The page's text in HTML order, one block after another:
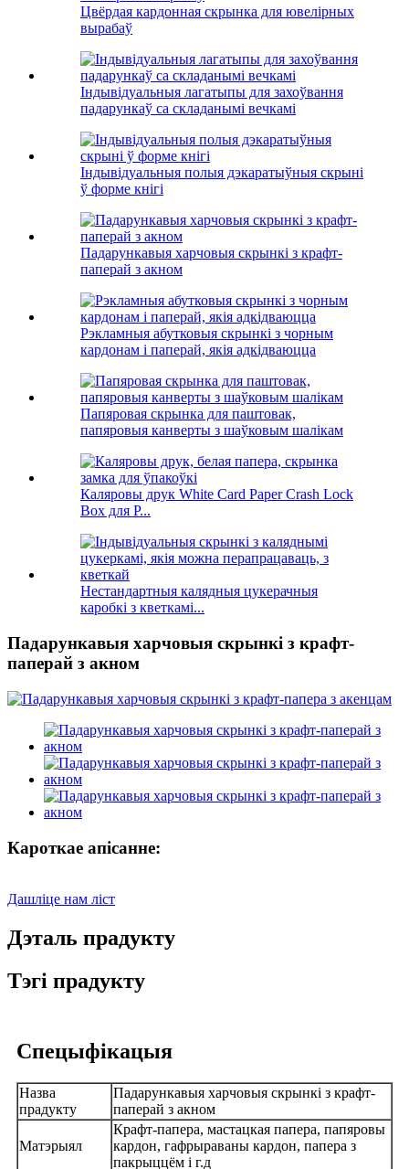
Цвёрдая кардонная скрынка для ювелірных
вырабаў
Індывідуальныя лагатыпы для захоўвання
падарункаў са складанымі вечкамі
Індывідуальныя полыя дэкаратыўныя скрыні
ў форме кнігі
Падарункавыя харчовыя скрынкі з крафт-
паперай з акном
Рэкламныя абутковыя скрынкі з чорным
кардонам і паперай, якія адкідваюцца
Папяровая скрынка для паштовак,
папяровыя канверты з шаўковым шалікам
Каляровы друк White Card Paper Crash Lock
Box для P...
Нестандартныя калядныя цукерачныя
каробкі з кветкамі...
Падарункавыя харчовыя скрынкі з крафт-
паперай з акном
Кароткае апісанне:
Дашліце нам ліст
Дэталь прадукту
Тэгі прадукту
Спецыфікацыя
Назва
прадукту
Падарункавыя харчовыя скрынкі з крафт-
паперай з акном
Матэрыял
Крафт-папера, мастацкая папера, папяровы
кардон, гафрыраваны кардон, папера з
пакрыццём і г.д